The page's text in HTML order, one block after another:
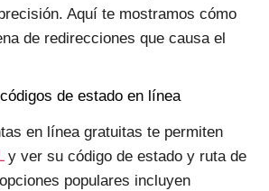
Aquí te mostramos cómo
de redirecciones que causa el
de estado en línea
en línea gratuitas te permiten
y ver su código de estado y ruta de
populares incluyen